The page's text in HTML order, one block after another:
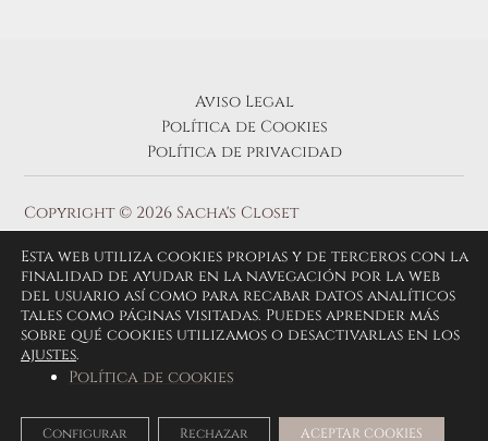
Aviso Legal
Política de Cookies
Política de privacidad
Copyright © 2026 Sacha's Closet
Esta web utiliza cookies propias y de terceros con la
finalidad de ayudar en la navegación por la web
del usuario así como para recabar datos analíticos
tales como páginas visitadas. Puedes aprender más
sobre qué cookies utilizamos o desactivarlas en los
ajustes.
Política de cookies
ACEPTAR COOKIES
Rechazar
Configurar